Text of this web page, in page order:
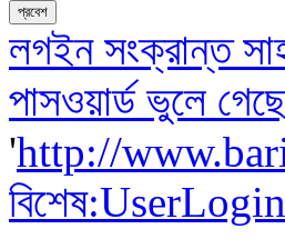
লগইন সংক্রান্ত
পাসওয়ার্ড ভুলে
'http://
বিশেষ:UserLogin